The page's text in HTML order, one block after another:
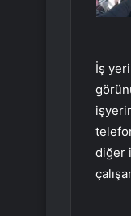
İş
diğer